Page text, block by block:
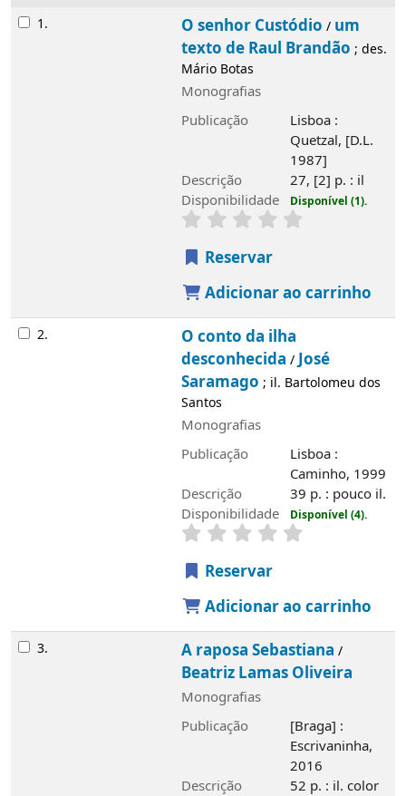
Resultados
1. O senhor Custódio / um
texto de Raul Brandão ; des.
Mário Botas
Monografias
Publicação
Lisboa :
Quetzal, [D.L.
1987]
Descrição
27, [2] p. : il
Disponibilidade
Disponível (1).
Reservar
Adicionar ao carrinho
2.
O conto da ilha
desconhecida /José
Saramago ; il. Bartolomeu dos
Santos
Monografias
Publicação
Lisboa :
Caminho, 1999
Descrição
39 p. : pouco il.
Disponibilidade
Disponível (4).
Reservar
Adicionar ao carrinho
3. A raposa Sebastiana /
Beatriz Lamas Oliveira
Monografias
Publicação
[Braga] :
Escrivaninha,
2016
Descrição
52 p. : il. color